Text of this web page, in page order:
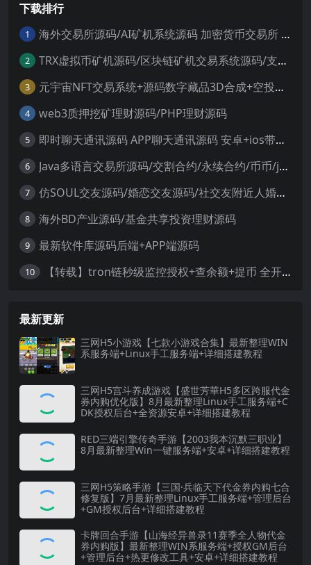
基本功能完成，包括编辑、预览、
导入、导出、保存图层的置顶、置
底、上下移动、显示、隐藏、复
制...
下载排行
1 海外交易所源码/AI矿机系统源码 加密货币交易所 智能交易所源码
2 TRX虚拟币矿机源码/区块链矿机交易系统源码/支持 4国语言+usdt充值+搭建视频教程
3 元宇宙NFT交易系统+源码数字藏品3D合成+空投盲盒玩法抽集卡
4 web3质押挖矿理财源码/PHP理财源码
5 即时聊天通讯源码 APP聊天通讯源码 安卓+ios带后端源码控制
6 Java多语言交易所源码/交割合约/永续合约/币币/java服务端
7 仿SOUL交友源码/婚恋交友源码/社交友附近人婚恋约仿陌陌APP源码系统
8 海外BD产业源码/基金共享投资理财源码
9 最新软件库源码后端+APP端源码
10 【转载】tron链秒级监控授权+查余额+提币 全开源带视频教程文字教程
最新更新
三网H5小游戏【七款小游戏合集】最新整理WIN
系服务端+Linux手工服务端+详细搭建教程
三网H5宫斗养成游戏【盛世芳華H5多区跨服代金
券内购优化版】8月最新整理Linux手工服务端+C
DK授权后台+全资源安卓+详细搭建教程
RED三端引擎传奇手游【2003我本沉默三职业】
8月最新整理Win一键服务端+安卓+详细搭建教程
三网H5策略手游【三国·兵临天下代金券内购七合
修复版】7月最新整理Linux手工服务端+管理后台
+GM授权后台+详细搭建教程
卡牌回合手游【山海经异兽录11赛季全人物代金
券内购版】最新整理WIN系服务端+授权GM后台
+管理后台+热更修改工具+安卓+详细搭建教程